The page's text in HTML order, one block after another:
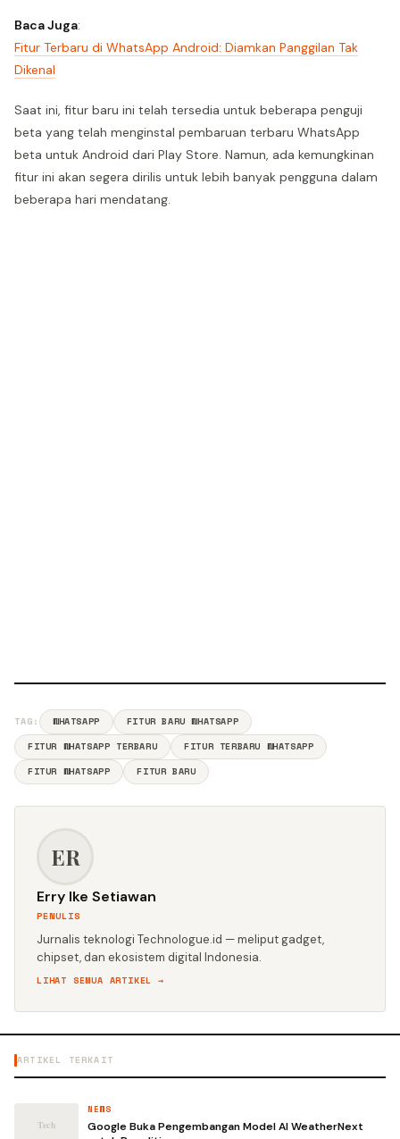
Baca Juga:
Fitur Terbaru di WhatsApp Android: Diamkan Panggilan Tak
Dikenal
Saat ini, fitur baru ini telah tersedia untuk beberapa penguji
beta yang telah menginstal pembaruan terbaru WhatsApp
beta untuk Android dari Play Store. Namun, ada kemungkinan
fitur ini akan segera dirilis untuk lebih banyak pengguna dalam
beberapa hari mendatang.
TAG: WHATSAPP
FITUR BARU WHATSAPP
FITUR WHATSAPP TERBARU
FITUR TERBARU WHATSAPP
FITUR WHATSAPP
FITUR BARU
ER
Erry Ike Setiawan
PENULIS
Jurnalis teknologi Technologue.id — meliput gadget,
chipset, dan ekosistem digital Indonesia.
LIHAT SEMUA ARTIKEL →
ARTIKEL TERKAIT
NEWS
Google Buka Pengembangan Model AI WeatherNext